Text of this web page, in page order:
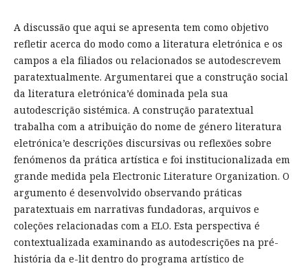
A discussão que aqui se apresenta tem como objetivo
refletir acerca do modo como a literatura eletrónica e os
campos a ela filiados ou relacionados se autodescrevem
paratextualmente. Argumentarei que a construção social
da literatura eletrónica’é dominada pela sua
autodescrição sistémica. A construção paratextual
trabalha com a atribuição do nome de género literatura
eletrónica’e descrições discursivas ou reflexões sobre
fenómenos da prática artística e foi institucionalizada em
grande medida pela Electronic Literature Organization. O
argumento é desenvolvido observando práticas
paratextuais em narrativas fundadoras, arquivos e
coleções relacionadas com a ELO. Esta perspectiva é
contextualizada examinando as autodescrições na pré-
história da e-lit dentro do programa artístico de